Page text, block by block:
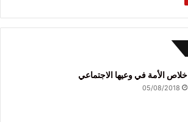
خلاص الأمة في وعيها الاجتماعي
05/08/2018